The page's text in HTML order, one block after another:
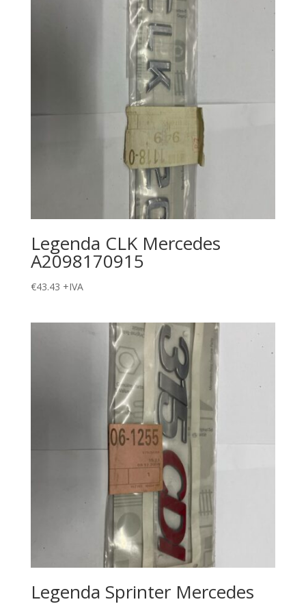
Legenda CLK Mercedes
A2098170915
€43.43 +IVA
Legenda Sprinter Mercedes